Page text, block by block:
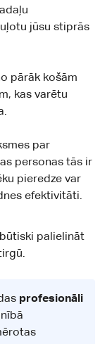
jūsu stiprās
pārāk košām
kas varētu
par
personas tās ir
pieredze var
efektivitāti.
palielināt
profesionāli